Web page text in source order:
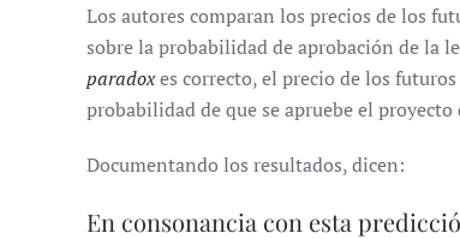
Los autores comparan los precios de los
sobre la probabilidad de aprobación de la
paradoxes correcto, el precio de los
probabilidad de que se apruebe el proyecto
Documentando los resultados, dicen:
En consonancia con esta